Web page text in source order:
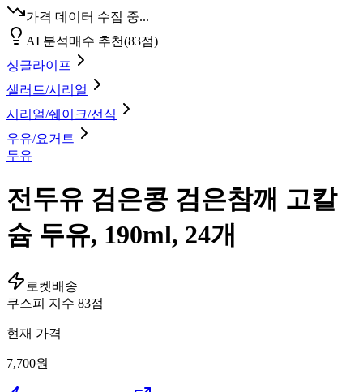
가격 데이터 수집 중...
AI 분석매수 추천(83점)
싱글라이프
샐러드/시리얼
시리얼/쉐이크/선식
우유/요거트
두유
전두유 검은콩 검은참깨 고칼
슘 두유, 190ml, 24개
로켓배송
쿠스피 지수 83점
현재 가격
7,700원